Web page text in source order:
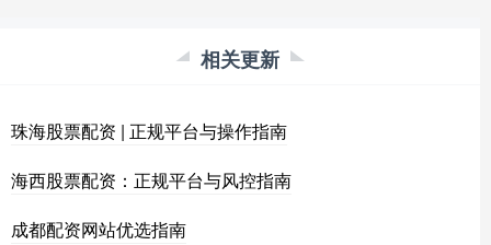
相关更新
珠海股票配资 | 正规平台与操作指南
海西股票配资：正规平台与风控指南
成都配资网站优选指南